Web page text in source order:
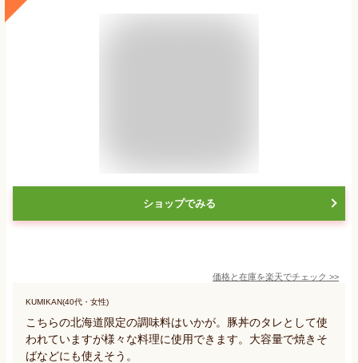
ショップでみる
価格と在庫を楽天でチェック >>
KUMIKAN(40代・女性)
こちらの北海道限定の調味料はいかが。豚丼のタレとして使
われていますが様々な料理に使用できます。大容量で焼きそ
ばなどにも使えそう。